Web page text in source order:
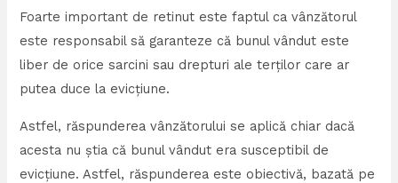
Foarte important de retinut este faptul ca vânzătorul
este responsabil să garanteze că bunul vândut este
liber de orice sarcini sau drepturi ale terților care ar
putea duce la evicțiune.
Astfel, răspunderea vânzătorului se aplică chiar dacă
acesta nu știa că bunul vândut era susceptibil de
evicțiune. Astfel, răspunderea este obiectivă, bazată pe